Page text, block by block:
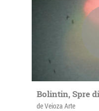
Bolintin, Spre
de Veioza Arte